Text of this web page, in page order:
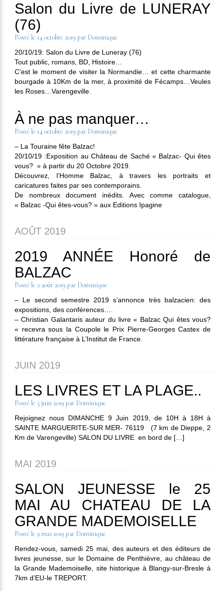
Salon du Livre de LUNERAY
(76)
Posté le 14 octobre 2019 par Dominique
20/10/19: Salon du Livre de Luneray (76)
Tout public, romans, BD, Histoire…
C’est le moment de visiter la Normandie… et cette charmante
bourgade à 10Km de la mer, à proximité de Fécamps…Veules
les Roses…Varengeville.
À ne pas manquer…
Posté le 14 octobre 2019 par Dominique
– La Touraine fête Balzac!
20/10/19 :Exposition au Château de Saché « Balzac- Qui êtes
vous? » à partir du 20 Octobre 2019.
Découvrez, l’Homme Balzac, à travers les portraits et
caricatures faites par ses contemporains.
De nombreux document inédits. Avec comme catalogue,
« Balzac -Qui êtes-vous? » aux Editions Ipagine
AOÛT 2019
2019 ANNÉE Honoré de
BALZAC
Posté le 2 août 2019 par Dominique
– Le second semestre 2019 s’annonce très balzacien: des
expositions, des conférences….
– Christian Galantaris auteur du livre « Balzac Qui êtes vous?
« recevra sous la Coupole le Prix Pierre-Georges Castex de
littérature française à L’Institut de France.
JUIN 2019
LES LIVRES ET LA PLAGE..
Posté le 5 juin 2019 par Dominique
Rejoignez nous DIMANCHE 9 Juin 2019, de 10H à 18H à
SAINTE MARGUERITE-SUR MER- 76119 (7 km de Dieppe, 2
Km de Varengeville) SALON DU LIVRE en bord de […]
MAI 2019
SALON JEUNESSE le 25
MAI AU CHATEAU DE LA
GRANDE MADEMOISELLE
Posté le 9 mai 2019 par Dominique
Rendez-vous, samedi 25 mai, des auteurs et des éditeurs de
livres jeunesse, sur le Domaine de Penthièvre, au château de
la Grande Mademoiselle, site historique à Blangy-sur-Bresle à
7km d’EU-le TREPORT.